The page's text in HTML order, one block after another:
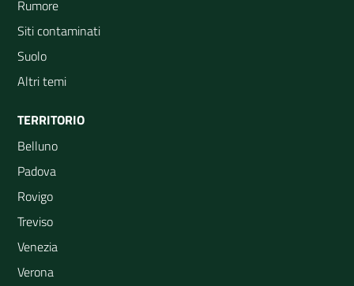
Rumore
Siti contaminati
Suolo
Altri temi
TERRITORIO
Belluno
Padova
Rovigo
Treviso
Venezia
Verona